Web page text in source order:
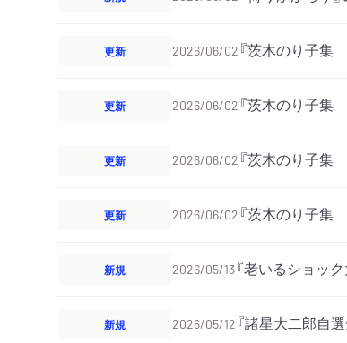
更新 2026/06/02 『茨木のり子集
更新 2026/06/02 『茨木のり子集
更新 2026/06/02 『茨木のり子
更新 2026/06/02 『茨木のり子集
新規 2026/05/13『老いるショッ
新規 2026/05/12 『諸星大二郎自